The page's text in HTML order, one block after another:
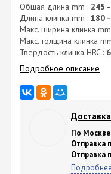
Общая длина mm : 245
Длина клинка mm : 180
Макс. ширина клинка
Макс. толщина клинка
Твердость клинка HRC :
Подробное описание
Доставка
По
Отправка
Отправка